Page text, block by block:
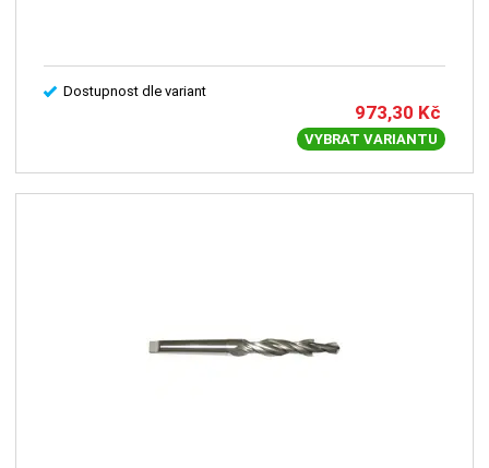
Dostupnost dle variant
973,30 Kč
VYBRAT VARIANTU